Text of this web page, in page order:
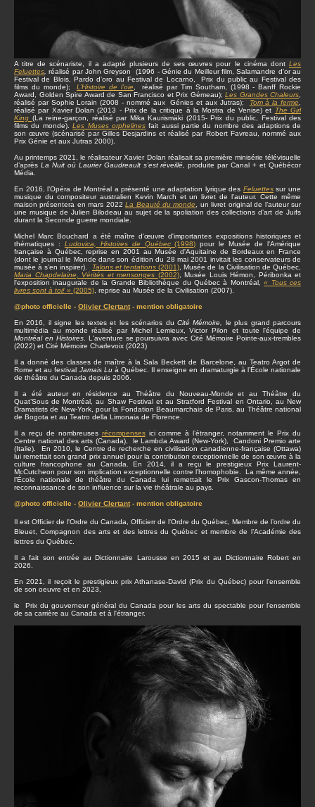
A titre de scénariste, il a adapté plusieurs de ses œuvres pour le cinéma dont Les
Feluettes réalisé par John Greyson (1996 - Génie du Meilleur film, Salamandre d’or au
Festival de Blois, Pardo d’oro au Festival de Locarno, Prix du public au Festival des
films du monde);L’Histoire de l’oie , réalisé par Tim Southam, (1998 - Banff Rockie
Award, Golden Spire Award de San Francisco et Prix Gémeau); Les Grandes Chaleurs
réalisé par Sophie Lorain (2008 - nommé aux Génies et aux Jutras);
Tom à la ferme
réalisé par Xavier Dolan (2013 - Prix de la critique à la Mostra de Venise) et The Girl
King (La reine-garçon, réalisé par Mika Kaurismäki (2015- Prix du public, Festival des
films du monde).Les Muses orphelinesfait aussi partie du nombre des adaptions de
son œuvre (scénarisé par Gilles Desjardins et réalisé par Robert Favreau, nommé aux
Prix Génie et aux Jutras 2000).
Au printemps 2021, le réalisateur Xavier Dolan réalisait sa première minisérie télévisuelle
d’après La Nuit où Laurier Gaudreault s’est réveillé,produite par Canal + et Québécor
Média.
En 2016, l’Opéra de Montréal a présenté une adaptation lyrique des Feluettessur une
musique du compositeur australien Kevin March et un livret de l’auteur. Cette même
maison présentera en mars 2022La Beauté du monde
, un livret original de l’auteur sur
une musique de Julien Bilodeau au sujet de la spoliation des collections d’art de Juifs
durant la Seconde guerre mondiale.
Michel Marc Bouchard a été maître d'œuvre d'importantes expositions historiques et
thématiques : Ludovica, Histoires de Québec(1998) pour le Musée de l'Amérique
française à Québec, reprise en 2001 au Musée d'Aquitaine de Bordeaux en France
(dont le journal le Monde dans son édition du 28 mai 2001 invitait les conservateurs de
musée à s’en inspirer).
Talons et tentations(2001) , Musée de la Civilisation de Québec,
Maria Chapdelaine, Vérités et mensonges (2002), Musée Louis Hémon, Péribonka et
l'exposition inaugurale de la Grande Bibliothèque du Québec à Montréal,« Tous ces
livres sont à toi! » (2005) , reprise au Musée de la Civilisation (2007).
@photo officielle - Olivier Clertant- mention obligatoire
En 2016, il signe les textes et les scénarios du Cité Mémoire, le plus grand parcours
multimédia au monde réalisé par Michel Lemieux, Victor Pilon et toute l'équipe de
Montréal en Histoires. L'aventure se poursuivra avec Cité Mémoire Pointe-aux-trembles
(2022) et Cité Mémoire Charlevoix (2023)
Il a donné des classes de maître à la Sala Beckett de Barcelone, au Teatro Argot de
Rome et au festival Jamais Luà Québec. Il enseigne en dramaturgie à l’École nationale
de théâtre du Canada depuis 2006.
Il a été auteur en résidence au Théâtre du Nouveau-Monde et au Théâtre du
Quat’Sous de Montréal, au Shaw Festival et au Stratford Festival en Ontario, au New
Dramatists de New-York, pour la Fondation Beaumarchais de Paris, au Théâtre national
de Bogota et au Teatro della Limonaia de Florence.
Il a reçu de nombreuses récompensesici comme à l’étranger, notamment le Prix du
Centre national des arts (Canada), le Lambda Award (New-York), Candoni Premio arte
(Italie). En 2010, le Centre de recherche en civilisation canadienne-française (Ottawa)
lui remettait son grand prix annuel pour la contribution exceptionnelle de son œuvre à la
culture francophone au Canada. En 2014, il a reçu le prestigieux Prix Laurent-
McCutcheon pour son implication exceptionnelle contre l’homophobie. La même année,
l’École nationale de théâtre du Canada lui remettait le Prix Gascon-Thomas en
reconnaissance de son influence sur la vie théâtrale au pays.
@photo officielle - Olivier Clertant- mention obligatoire
Il est Officier de l'Ordre du Canada, Officierr de l'Ordre du Québec, Membre de l’ordre du
Bleuet, Compagnon des arts et des lettres du Québec et membre de l’Académie des
lettres du Québec.
Il a fait son entrée au Dictionnaire Larousse en 2015 et au Dictionnaire Robert en
2026.
En 2021, il reçoit le prestigieux prix Athanase-David (Prix du Québec) pour l’ensemble
de son oeuvre et en 2023,
le Prix du gouverneur général du Canada pour les arts du spectable pour l'ensemble
de sa carrière au Canada et à l'étranger.